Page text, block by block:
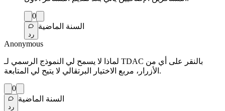
0
رد
السنة الماضية
Anonymous
لماذا لا يسمح لي النموذج الرسمي لـ TDAC بالنقر على أي من
الأزرار، مربع الاختيار البرتقالي لا يتيح لي المتابعة.
0
رد
السنة الماضية